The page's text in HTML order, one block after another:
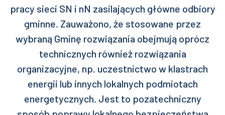
pracy sieci SN i nN zasilających główne odbiory
gminne. Zauważono, że stosowane przez
wybraną Gminę rozwiązania obejmują oprócz
technicznych również rozwiązania
organizacyjne, np. uczestnictwo w klastrach
energii lub innych lokalnych podmiotach
energetycznych. Jest to pozatechniczny